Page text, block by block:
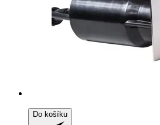
Do košíku